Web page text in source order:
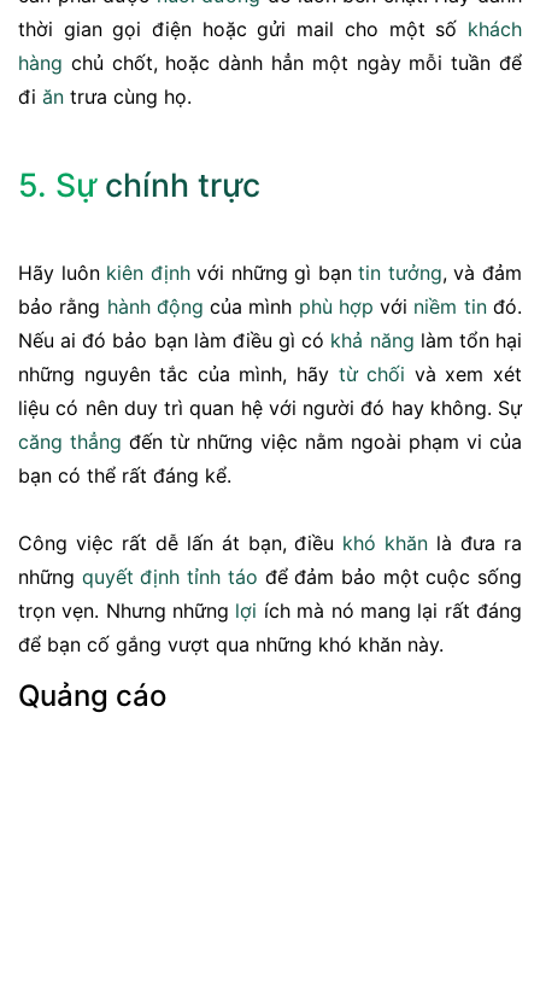
thời gian gọi điện hoặc gửi mail cho một số khách
hàng chủ chốt, hoặc dành hẳn một ngày mỗi tuần để
đi ăn trưa cùng họ.
5. Sự chính trực
Hãy luôn kiên địnhvới những gì bạntin tưởng, và đảm
bảo rằng hành động của mình phù hợp với niềm tinđó.
Nếu ai đó bảo bạn làm điều gì có khả năng làm tổn hại
những nguyên tắc của mình, hãy từ chối và xem xét
liệu có nên duy trì quan hệ với người đó hay không. Sự
căng thẳng đến từ những việc nằm ngoài phạm vi của
bạn có thể rất đáng kể.
Công việc rất dễ lấn át bạn, điều khó khăn là đưa ra
những quyết định tỉnh táo để đảm bảo một cuộc sống
trọn vẹn. Nhưng những lợi ích mà nó mang lại rất đáng
để bạn cố gắng vượt qua những khó khăn này.
Quảng cáo